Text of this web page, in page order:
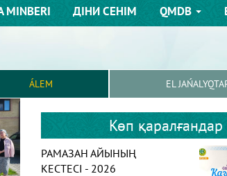
MІNBERІ ДІНИ СЕНІМ QMDB
ÁLEM EL
Көп қаралғандар
РАМАЗАН АЙЫНЫҢ
КЕСТЕСІ - 2026